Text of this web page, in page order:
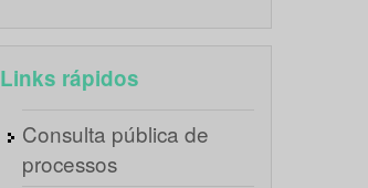
Links rápidos
Consulta pública de
processos